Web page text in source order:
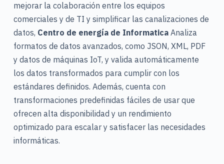
mejorar la colaboración entre los equipos
comerciales y de TI y simplificar las canalizaciones de
datos, Centro de energía de InformaticaAnaliza
formatos de datos avanzados, como JSON, XML, PDF
y datos de máquinas IoT, y valida automáticamente
los datos transformados para cumplir con los
estándares definidos. Además, cuenta con
transformaciones predefinidas fáciles de usar que
ofrecen alta disponibilidad y un rendimiento
optimizado para escalar y satisfacer las necesidades
informáticas.